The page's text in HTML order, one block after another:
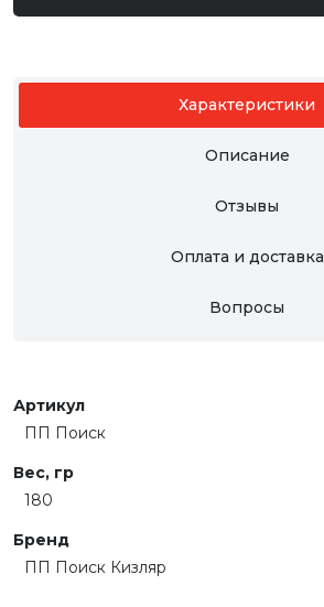
Характеристики
Описание
Отзывы
Оплата и доставка
Вопросы
Артикул
ПП Поиск
Вес, гр
180
Бренд
ПП Поиск Кизляр